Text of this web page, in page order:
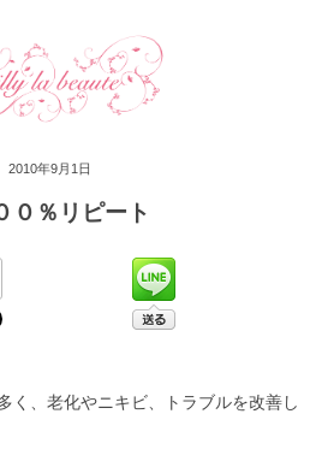
2010年9月1日
％リピート
く、老化やニキビ、トラブルを改善し